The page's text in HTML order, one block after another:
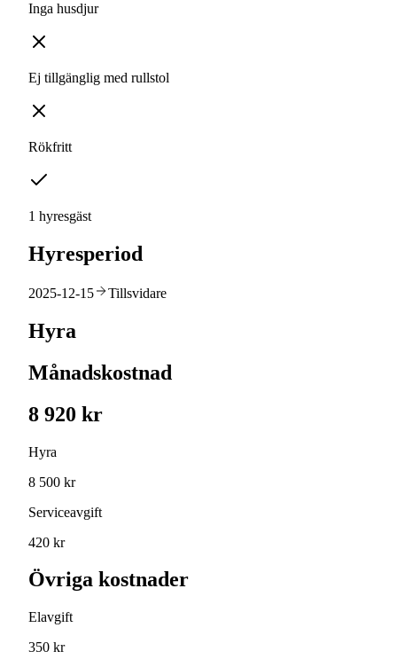
Inga husdjur
Ej tillgänglig med rullstol
Rökfritt
1 hyresgäst
Hyresperiod
2025-12-15 Tillsvidare
Hyra
Månadskostnad
8 920 kr
Hyra
8 500 kr
Serviceavgift
420 kr
Övriga kostnader
Elavgift
350 kr